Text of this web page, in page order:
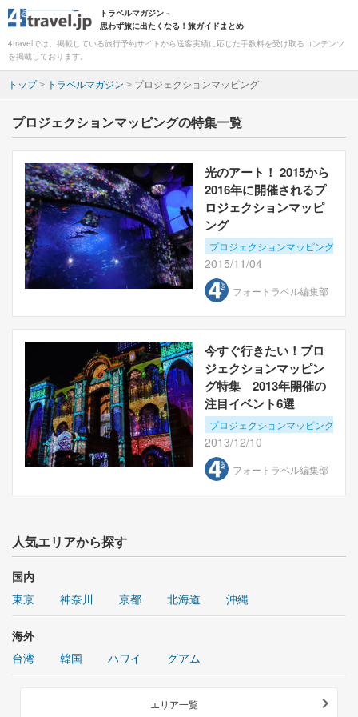
トラベルマガジン -
思わず旅に出たくなる！旅ガイドまとめ
4travelでは、掲載している旅行予約サイトから送客実績に応じた手数料を受け取るコンテンツ
を掲載しております。
トップ> トラベルマガジン > プロジェクションマッピング
プロジェクションマッピングの特集一覧
光のアート！ 2015から
2016年に開催されるプ
ロジェクションマッピ
ング
プロジェクションマッピング
2015/11/04
フォートラベル編集部
今すぐ行きたい！プロ
ジェクションマッピン
グ特集 2013年開催の
注目イベント6選
プロジェクションマッピング
2013/12/10
フォートラベル編集部
人気エリアから探す
国内
東京
神奈川 京都 北海道 沖縄
海外
台湾
韓国 ハワイ グアム
エリア一覧